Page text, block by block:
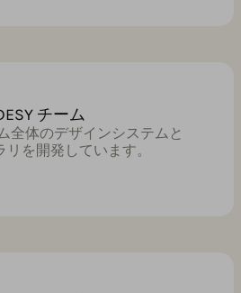
チーム
全体のデザインシステムと
リを開発しています。